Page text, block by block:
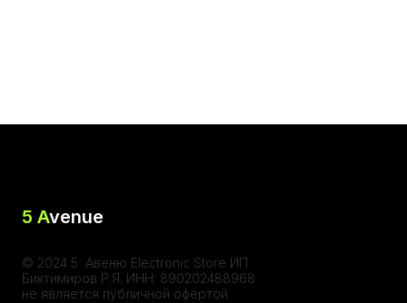
5 Avenue
© 2024 5 Авеню Electronic Store ИП
Биктимиров Р.Я. ИНН: 890202488968
не является публичной офертой